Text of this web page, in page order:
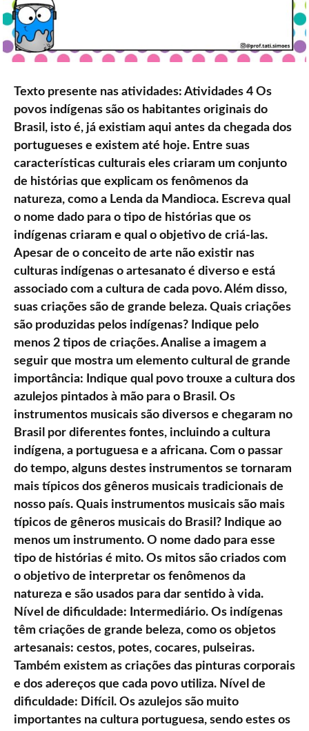
Texto presente nas atividades: Atividades 4 Os
povos indígenas são os habitantes originais do
Brasil, isto é, já existiam aqui antes da chegada dos
portugueses e existem até hoje. Entre suas
características culturais eles criaram um conjunto
de histórias que explicam os fenômenos da
natureza, como a Lenda da Mandioca. Escreva qual
o nome dado para o tipo de histórias que os
indígenas criaram e qual o objetivo de criá-las.
Apesar de o conceito de arte não existir nas
culturas indígenas o artesanato é diverso e está
associado com a cultura de cada povo. Além disso,
suas criações são de grande beleza. Quais criações
são produzidas pelos indígenas? Indique pelo
menos 2 tipos de criações. Analise a imagem a
seguir que mostra um elemento cultural de grande
importância: Indique qual povo trouxe a cultura dos
azulejos pintados à mão para o Brasil. Os
instrumentos musicais são diversos e chegaram no
Brasil por diferentes fontes, incluindo a cultura
indígena, a portuguesa e a africana. Com o passar
do tempo, alguns destes instrumentos se tornaram
mais típicos dos gêneros musicais tradicionais de
nosso país. Quais instrumentos musicais são mais
típicos de gêneros musicais do Brasil? Indique ao
menos um instrumento. O nome dado para esse
tipo de histórias é mito. Os mitos são criados com
o objetivo de interpretar os fenômenos da
natureza e são usados para dar sentido à vida.
Nível de dificuldade: Intermediário. Os indígenas
têm criações de grande beleza, como os objetos
artesanais: cestos, potes, cocares, pulseiras.
Também existem as criações das pinturas corporais
e dos adereços que cada povo utiliza. Nível de
dificuldade: Difícil. Os azulejos são muito
importantes na cultura portuguesa, sendo estes os